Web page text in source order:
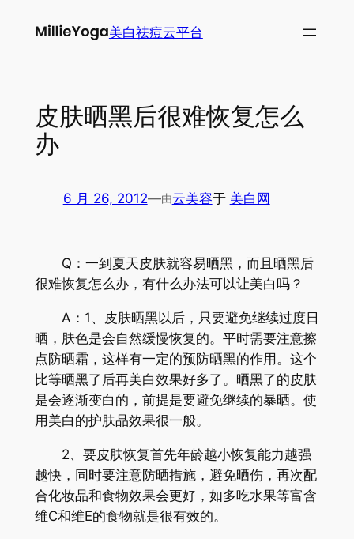
美白祛痘云平台
皮肤晒黑后很难恢复怎么
办
6 月 26, 2012—由云美容于 美白网
Q：一到夏天皮肤就容易晒黑，而且晒黑后
很难恢复怎么办，有什么办法可以让美白吗？
A：1、皮肤晒黑以后，只要避免继续过度日
晒，肤色是会自然缓慢恢复的。平时需要注意擦
点防晒霜，这样有一定的预防晒黑的作用。这个
比等晒黑了后再美白效果好多了。晒黑了的皮肤
是会逐渐变白的，前提是要避免继续的暴晒。使
用美白的护肤品效果很一般。
2、要皮肤恢复首先年龄越小恢复能力越强
越快，同时要注意防晒措施，避免晒伤，再次配
合化妆品和食物效果会更好，如多吃水果等富含
维C和维E的食物就是很有效的。